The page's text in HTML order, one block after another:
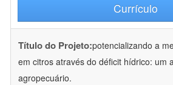
Currículo
Título do Projeto:potencializando a
em citros através do déficit hídrico: um
agropecuário.